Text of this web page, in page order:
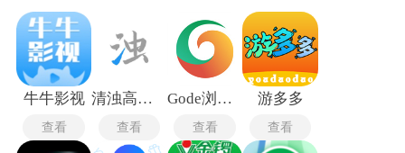
牛牛影视
查看
清浊高级版
查看
Gode浏览器最新版
查看
游多多
查看